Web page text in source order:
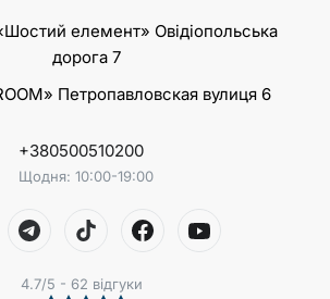
елемент» Овідіопольська
дорога 7
Петропавловская вулиця 6
+380500510200
Щодня: 10:00-19:00
4.7/5 - 62 відгуки